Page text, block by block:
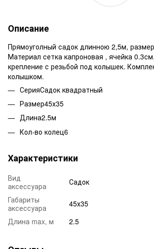
Описание
Прямоуголный садок длинною 2,5м,
Материал сетка капроновая , ячейка
крепление с резьбой под колышек.
колышком.
СерияСадок квадратный
Размер45х35
Длина2.5м
Кол-во колец6
Характеристики
Вид
аксессуара
Садок
Габариты
аксессуара
45х35
Длина max, м
2.5